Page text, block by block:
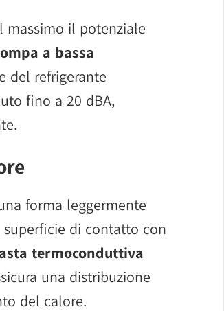
massimo il potenziale
a bassa
del refrigerante
fino a 20 dBA,
forma leggermente
di contatto con
termoconduttiva
una distribuzione
del calore.